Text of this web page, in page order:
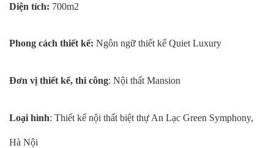
Diện tích: 700m2
Phong cách thiết kế: Ngôn ngữ thiết kế Quiet Luxury
Đơn vị thiết kế, thi công: Nội thất Mansion
Loại hình: Thiết kế nội thất biệt thự An Lạc Green Symphony,
Hà Nội